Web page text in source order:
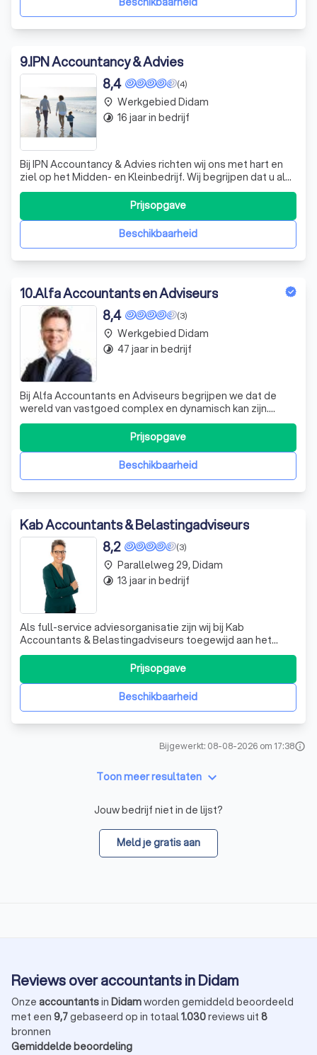
9.IPN Accountancy & Advies
(4)
8,4
Bij IPN Accountancy & Advies richten wij ons met hart en
ziel op het Midden- en Kleinbedrijf. Wij begrijpen dat u als
ondernemer behoefte heeft aan een deskundige en
betrouwbare accountant die persoonlijke aandacht hoog
in het vaandel draagt. Bij ons staat u centraal, zonder dat u
zich zorgen hoeft
Beschikbaarheid
Prijsopgave
place Werkgebied Didam
timelapse 16 jaar in bedrijf
10.Alfa Accountants en Adviseurs
(3)
8,4
Bij Alfa Accountants en Adviseurs begrijpen we dat de
wereld van vastgoed complex en dynamisch kan zijn.
Daarom bieden we onze klanten deskundig advies en
begeleiding op maat. Onze expertise ligt in het helpen van
klanten om hun vastgoed op de meest voordelige manier
te beheren, rekening houdend met
Beschikbaarheid
Prijsopgave
place Werkgebied Didam
timelapse 47 jaar in bedrijf
Kab Accountants & Belastingadviseurs
(3)
8,2
Als full-service adviesorganisatie zijn wij bij Kab
Accountants & Belastingadviseurs toegewijd aan het
ondersteunen van het regionale midden- en kleinbedrijf,
vrije beroepsbeoefenaars en non-profitorganisaties. Met
meer dan zeventig adviseurs en specialisten verdeeld
over drie vestigingen, bieden wi
Beschikbaarheid
Prijsopgave
place Parallelweg 29, Didam
timelapse 13 jaar in bedrijf
Bijgewerkt: 08-08-2026 om 17:38info
Toon meer resultaten keyboard_arrow_down
Jouw bedrijf niet in de lijst?
Meld je gratis aan
Reviews over accountants in Didam
Onze accountantsin Didamworden gemiddeld beoordeeld
met een 9,7gebaseerd op in totaal1.030reviews uit 8
bronnen
Gemiddelde beoordeling